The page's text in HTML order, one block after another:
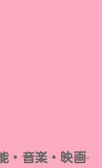
・音楽・映画